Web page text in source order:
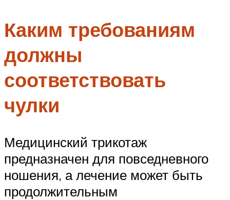
Каким требованиям
должны
соответствовать
чулки
Медицинский трикотаж
предназначен для повседневного
ношения, а лечение может быть
продолжительным